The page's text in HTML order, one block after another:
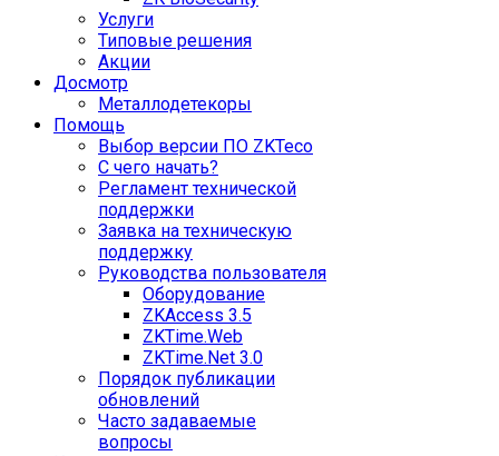
Услуги
Типовые решения
Акции
Досмотр
Металлодетекоры
Помощь
Выбор версии ПО ZKTeco
С чего начать?
Регламент технической
поддержки
Заявка на техническую
поддержку
Руководства пользователя
Оборудование
ZKAccess 3.5
ZKTime.Web
ZKTime.Net 3.0
Порядок публикации
обновлений
Часто задаваемые
вопросы